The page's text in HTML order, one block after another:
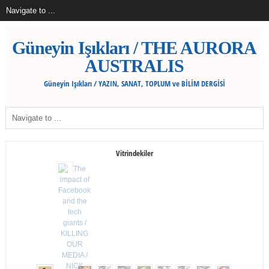
Güneyin Işıkları / THE AURORA
AUSTRALIS
Güneyin Işıkları / YAZIN, SANAT, TOPLUM ve BİLİM DERGİSİ
Vitrindekiler